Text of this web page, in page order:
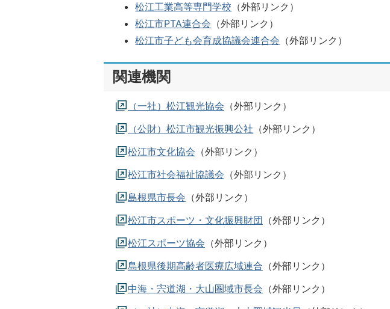
松江工業高等専門学校 （外部リンク）
松江市PTA連合会 （外部リンク）
松江市子ども会育成協議会連合会 （外部リンク）
関連機関
（一社）松江観光協会 （外部リンク）
（公財）松江市観光振興公社 （外部リンク）
松江市文化協会 （外部リンク）
松江市社会福祉協議会 （外部リンク）
島根県市長会 （外部リンク）
松江市スポーツ・文化振興財団 （外部リンク）
松江スポーツ協会 （外部リンク）
島根県後期高齢者医療広域連合 （外部リンク）
中海・宍道湖・大山圏域市長会 （外部リンク）